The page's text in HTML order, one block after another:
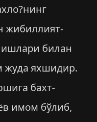
жибиллият-
билан
жуда яхшидир.
бахт-
имом бўлиб,